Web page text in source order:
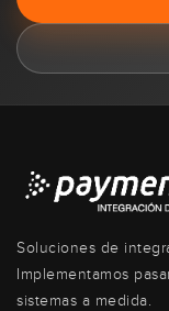
Soluciones de
Implementamos
sistemas a medida.